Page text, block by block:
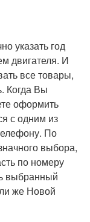
указать год
двигателя. И
все товары,
Когда Вы
оформить
с одним из
По
выбора,
по номеру
выбранный
же Новой